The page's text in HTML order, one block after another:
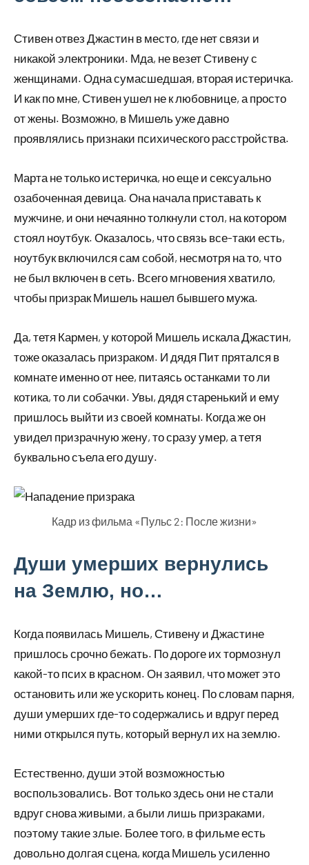
Стивен отвез Джастин в место, где нет связи и
никакой электроники. Мда, не везет Стивену с
женщинами. Одна сумасшедшая, вторая истеричка.
И как по мне, Стивен ушел не к любовнице, а просто
от жены. Возможно, в Мишель уже давно
проявлялись признаки психического расстройства.
Марта не только истеричка, но еще и сексуально
озабоченная девица. Она начала приставать к
мужчине, и они нечаянно толкнули стол, на котором
стоял ноутбук. Оказалось, что связь все-таки есть,
ноутбук включился сам собой, несмотря на то, что
не был включен в сеть. Всего мгновения хватило,
чтобы призрак Мишель нашел бывшего мужа.
Да, тетя Кармен, у которой Мишель искала Джастин,
тоже оказалась призраком. И дядя Пит прятался в
комнате именно от нее, питаясь останками то ли
котика, то ли собачки. Увы, дядя старенький и ему
пришлось выйти из своей комнаты. Когда же он
увидел призрачную жену, то сразу умер, а тетя
буквально съела его душу.
Кадр из фильма «Пульс 2: После жизни»
Души умерших вернулись
на Землю, но…
Когда появилась Мишель, Стивену и Джастине
пришлось срочно бежать. По дороге их тормознул
какой-то псих в красном. Он заявил, что может это
остановить или же ускорить конец. По словам парня,
души умерших где-то содержались и вдруг перед
ними открылся путь, который вернул их на землю.
Естественно, души этой возможностью
воспользовались. Вот только здесь они не стали
вдруг снова живыми, а были лишь призраками,
поэтому такие злые. Более того, в фильме есть
довольно долгая сцена, когда Мишель усиленно